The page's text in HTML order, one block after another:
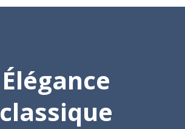
Élégance
classique